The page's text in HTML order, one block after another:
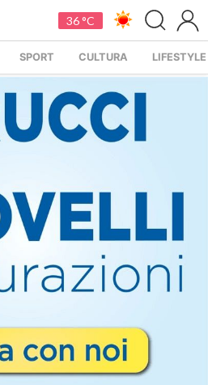
36 °C
SPORT CULTURA LIFESTYLE